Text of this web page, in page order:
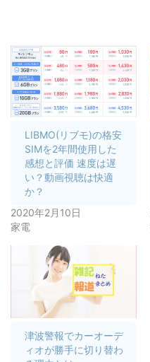
LIBMO(リブモ)の格安
SIMを2年間使用した
感想と評価 速度は遅
い？動画視聴は快適
か？
2020年2月10日
家電
津波警報でカーオーデ
ィオが勝手に切り替わ